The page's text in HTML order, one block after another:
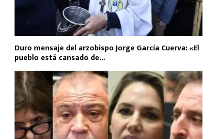
Duro mensaje del arzobispo Jorge García Cuerva: «El
pueblo está cansado de...